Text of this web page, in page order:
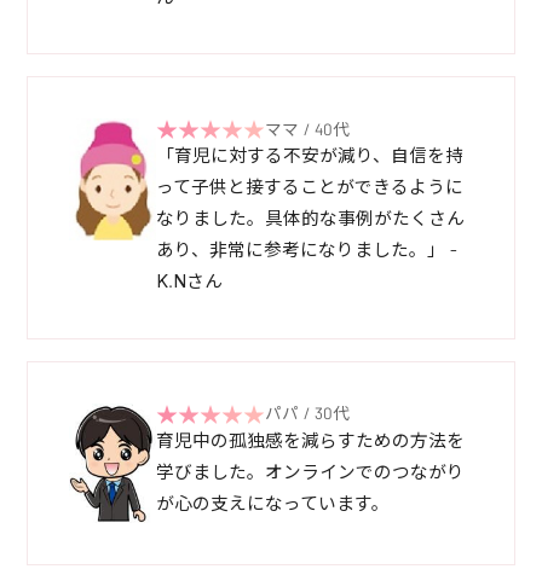
ママ / 40代
「育児に対する不安が減り、自信を持
って子供と接することができるように
なりました。具体的な事例がたくさん
あり、非常に参考になりました。」 -
K.Nさん
パパ / 30代
育児中の孤独感を減らすための方法を
学びました。オンラインでのつながり
が心の支えになっています。